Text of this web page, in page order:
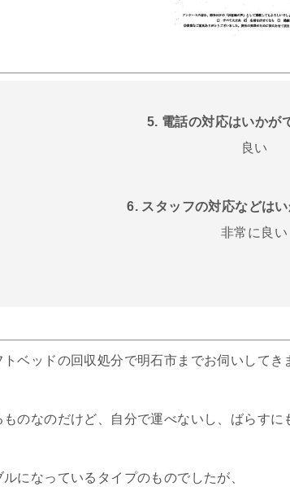
5. 電話の対応はいかが
良い
6. スタッフの対応などは
非常に良い
ベッドの回収処分で明石市までお伺いしてき
ものなのだけど、自分で運べないし、ばらす
になっているタイプのものでしたが、